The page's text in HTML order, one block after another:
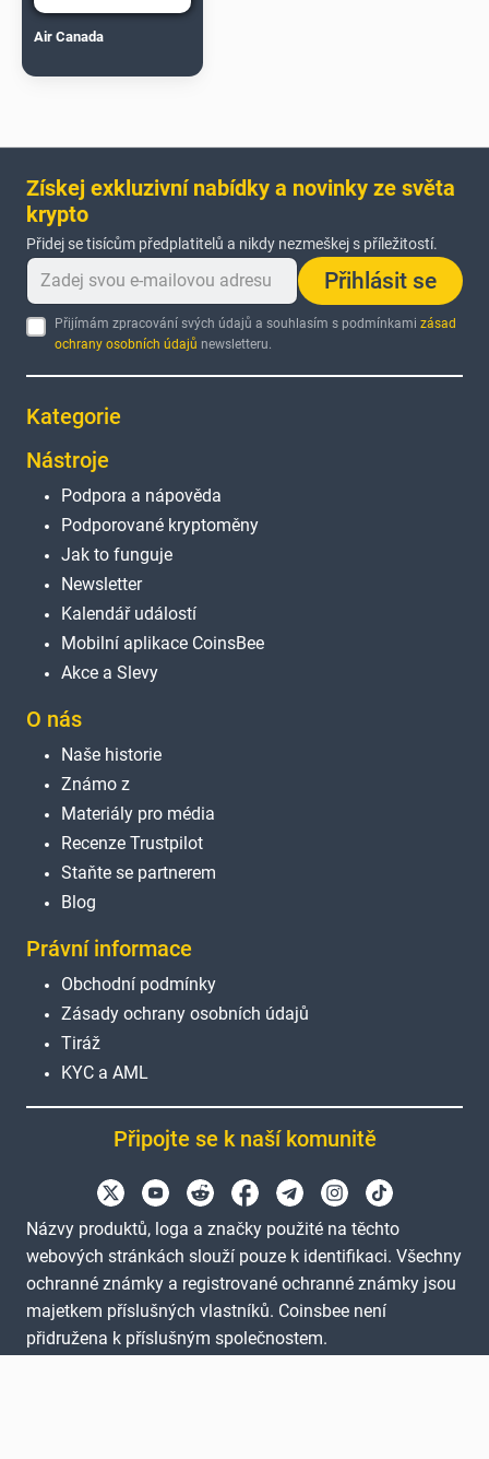
Air Canada
Získej exkluzivní nabídky a novinky ze světa
krypto
Přidej se tisícům předplatitelů a nikdy nezmeškej s příležitostí.
Přihlásit se
Přijímám zpracování svých údajů a souhlasím s podmínkamizásad
ochrany osobních údajů newsletteru.
Kategorie
Nástroje
Podpora a nápověda
Podporované kryptoměny
Jak to funguje
Newsletter
Kalendář událostí
Mobilní aplikace CoinsBee
Akce a Slevy
O nás
Naše historie
Známo z
Materiály pro média
Recenze Trustpilot
Staňte se partnerem
Blog
Právní informace
Obchodní podmínky
Zásady ochrany osobních údajů
Tiráž
KYC a AML
Připojte se k naší komunitě
Názvy produktů, loga a značky použité na těchto
webových stránkách slouží pouze k identifikaci. Všechny
ochranné známky a registrované ochranné známky jsou
majetkem příslušných vlastníků. Coinsbee není
přidružena k příslušným společnostem.